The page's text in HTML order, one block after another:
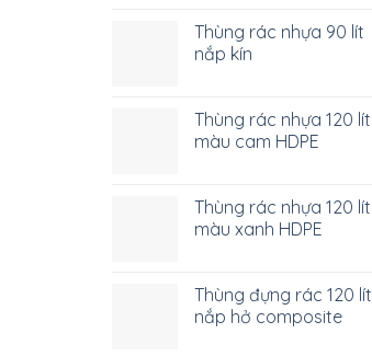
Thùng rác nhựa 90 lít
nắp kín
Thùng rác nhựa 120 lít
màu cam HDPE
Thùng rác nhựa 120 lít
màu xanh HDPE
Thùng đựng rác 120 lít
nắp hở composite